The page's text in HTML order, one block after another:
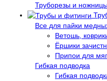
Труборезы и
Все для пайки
Ветошь,
Ёршики
Припои для
Гибкая подводка
Гибкая